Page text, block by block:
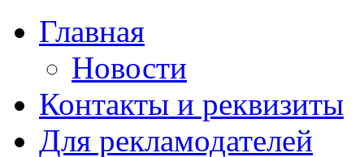
Главная
Новости
Контакты и реквизиты
Для рекламодателей